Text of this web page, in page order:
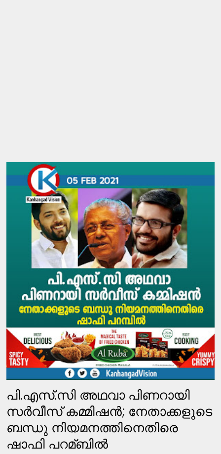
പി.എസ്.സി അഥവാ പിണറായി
സര്‍വീസ് കമ്മിഷന്‍; നേതാക്കളുടെ
ബന്ധു നിയമനത്തിനെതിരെ
ഷാഫി പറമ്ബില്‍